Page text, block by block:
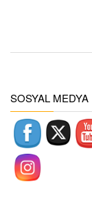
SOSYAL MEDYA